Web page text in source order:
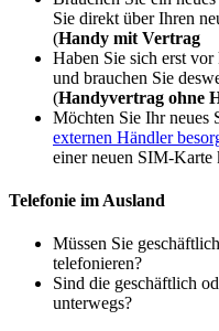
Sie direkt über Ihren
(Handy mit Vertrag
Haben Sie sich erst
und brauchen Sie
(Handyvertrag ohne
Möchten Sie Ihr neues
externen Händler
einer neuen SIM-Karte
Telefonie im Ausland
Müssen Sie
telefonieren?
Sind die geschäftlich
unterwegs?